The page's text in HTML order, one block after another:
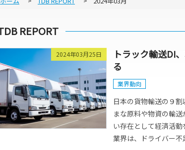
TDB REPORT
2024年03月25日
トラック輸送DI
る
業界動向
日本の貨物輸送の９
まな原料や物資の輸
い存在として経済活
業界は、ドライバー